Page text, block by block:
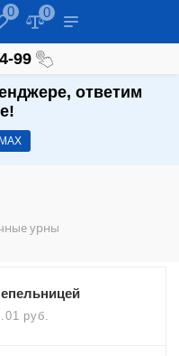
0 0
99
ответим
урны
руб.